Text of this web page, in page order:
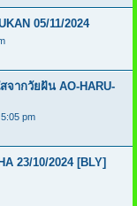
05/11/2024
จากวัยฝัน AO-HARU-
pm
23/10/2024 [BLY]